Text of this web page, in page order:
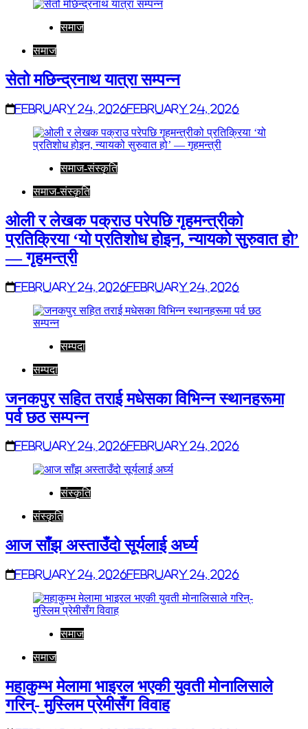
समाज
समाज
सेतो मछिन्द्रनाथ यात्रा सम्पन्न
February 24, 2026February 24, 2026
समाज-संस्कृति
समाज-संस्कृति
ओली र लेखक पक्राउ परेपछि गृहमन्त्रीको
प्रतिक्रिया ‘यो प्रतिशोध होइन, न्यायको सुरुवात हो’
— गृहमन्त्री
February 24, 2026February 24, 2026
सम्पदा
सम्पदा
जनकपुर सहित तराई मधेसका विभिन्न स्थानहरूमा
पर्व छठ सम्पन्न
February 24, 2026February 24, 2026
संस्कृति
संस्कृति
आज साँझ अस्ताउँदो सूर्यलाई अर्घ्य
February 24, 2026February 24, 2026
समाज
समाज
महाकुम्भ मेलामा भाइरल भएकी युवती मोनालिसाले
गरिन्- मुस्लिम प्रेमीसँग विवाह